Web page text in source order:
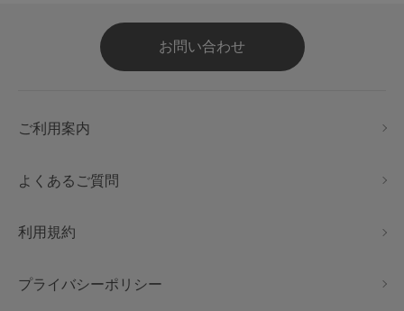
お問い合わせ
ご利用案内
よくあるご質問
利用規約
プライバシーポリシー